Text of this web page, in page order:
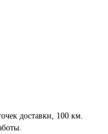
доставки, 100 км.